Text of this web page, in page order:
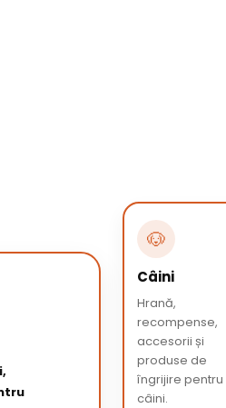
🐶
Câini
Hrană,
recompense,
accesorii și
produse de
îngrijire pentru
câini.